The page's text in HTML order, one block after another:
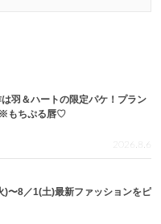
羽＆ハートの限定パケ！プラン
※もちぷる唇♡
2026.8.6
)〜8／1(土)最新ファッションをピ